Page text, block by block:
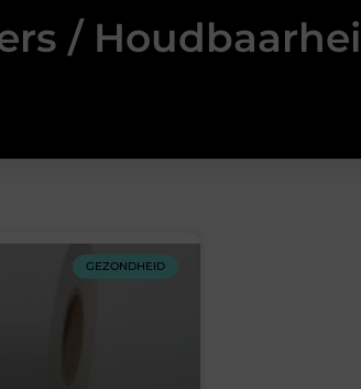
/
GEZONDHEID